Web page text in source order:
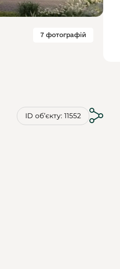
7 фотографій
ID обʼєкту: 11552